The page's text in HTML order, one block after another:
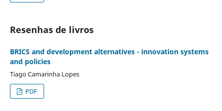
Resenhas de livros
BRICS and development alternatives - innovation systems
and policies
Tiago Camarinha Lopes
PDF